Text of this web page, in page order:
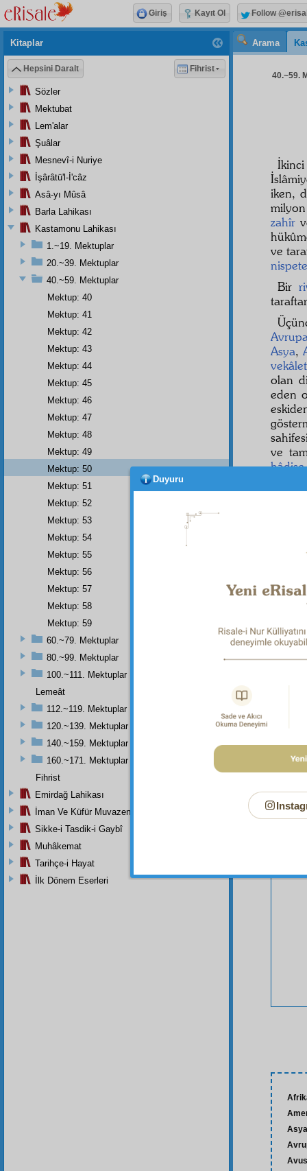
Arama
40.~59.
iken,
zahîr
ve
Bir
Asya,
vekâlet
olan
eden
ve
Asya
Kitaplar
Hepsini Daralt Fihrist
Sözler
Mektubat
Lem'alar
Şuâlar
Mesnevî-i Nuriye
İşârâtü'l-İ'câz
Asâ-yı Mûsâ
Barla Lahikası
Kastamonu Lahikası
1.~19. Mektuplar
20.~39. Mektuplar
40.~59. Mektuplar
Mektup: 40
Mektup: 41
Mektup: 42
Mektup: 43
Mektup: 44
Mektup: 45
Mektup: 46
Mektup: 47
Mektup: 48
Mektup: 49
Mektup: 50
Mektup: 51
Mektup: 52
Mektup: 53
Mektup: 54
Mektup: 55
Mektup: 56
Mektup: 57
Mektup: 58
Mektup: 59
60.~79. Mektuplar
80.~99. Mektuplar
100.~111. Mektuplar
Lemeât
112.~119. Mektuplar
120.~139. Mektuplar
140.~159. Mektuplar
160.~171. Mektuplar
Fihrist
Emirdağ Lahikası
İman Ve Küfür Muvazeneleri
Sikke-i Tasdik-i Gaybî
Muhâkemat
Tarihçe-i Hayat
İlk Dönem Eserleri
Giriş Kayıt Ol Follow
Duyuru